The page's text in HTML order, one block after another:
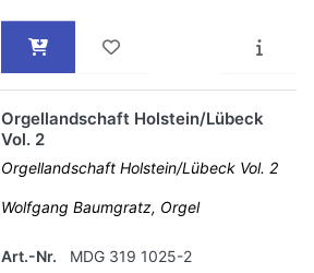
Orgellandschaft Holstein/Lübeck
Vol. 2
Orgellandschaft Holstein/Lübeck Vol. 2
Wolfgang Baumgratz, Orgel
Art.-Nr. MDG 319 1025-2